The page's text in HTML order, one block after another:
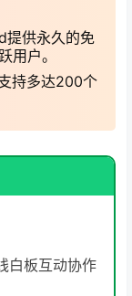
提供永久的免
用户。
持多达200个
白板互动协作